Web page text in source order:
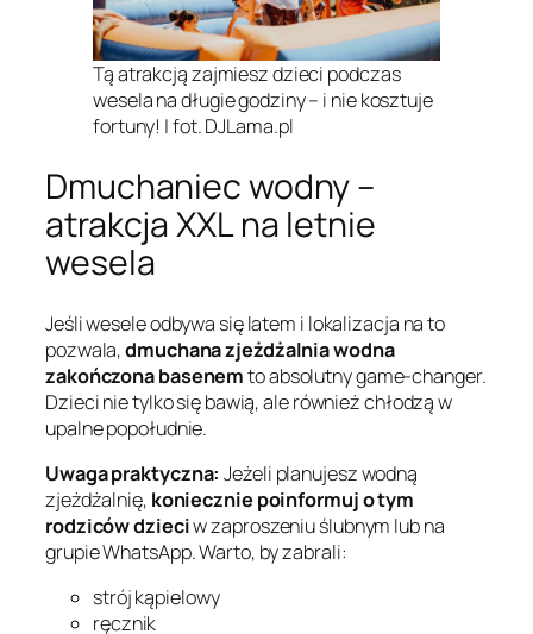
Tą atrakcją zajmiesz dzieci podczas
wesela na długie godziny – i nie kosztuje
fortuny! | fot. DJLama.pl
Dmuchaniec wodny –
atrakcja XXL na letnie
wesela
Jeśli wesele odbywa się latem i lokalizacja na to
pozwala,dmuchana zjeżdżalnia wodna
zakończona basenemto absolutny game-changer.
Dzieci nie tylko się bawią, ale również chłodzą w
upalne popołudnie.
Uwaga praktyczna: Jeżeli planujesz wodną
zjeżdżalnię, koniecznie poinformuj o tym
rodziców dzieciw zaproszeniu ślubnym lub na
grupie WhatsApp. Warto, by zabrali:
strój kąpielowy
ręcznik